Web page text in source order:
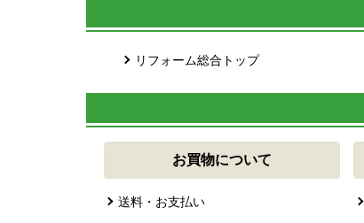
リフォーム総合トップ
お買物について
送料・お支払い